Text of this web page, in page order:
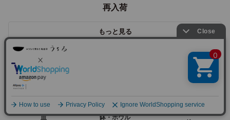
再入荷
もっと見る
皿 鉢・ボウル